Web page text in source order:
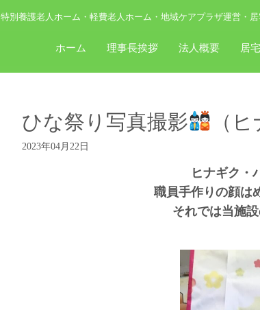
特別養護老人ホーム・軽費老人ホーム・地域ケアプラザ運営・
ホーム 理事長挨拶 法人概要 居
ひな祭り写真撮影 （
2023年04月22日
ヒナギク・
職員手作りの顔は
それでは当施